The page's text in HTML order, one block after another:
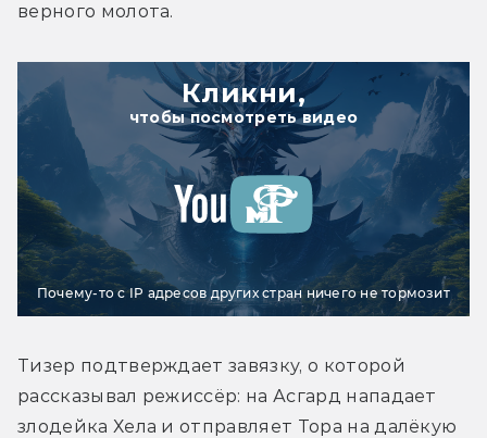
верного молота.
Кликни,
чтобы посмотреть видео
Почему-то с IP адресов других стран ничего не тормозит
Тизер подтверждает завязку, о которой
рассказывал режиссёр: на Асгард нападает
злодейка Хела и отправляет Тора на далёкую